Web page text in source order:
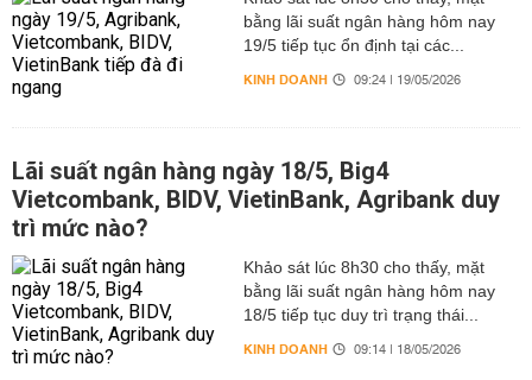
bằng lãi suất ngân hàng hôm nay
19/5 tiếp tục ổn định tại các...
KINH DOANH 09:24 | 19/05/2026
Lãi suất ngân hàng ngày 18/5, Big4
Vietcombank, BIDV, VietinBank, Agribank duy
trì mức nào?
Khảo sát lúc 8h30 cho thấy, mặt
bằng lãi suất ngân hàng hôm nay
18/5 tiếp tục duy trì trạng thái...
KINH DOANH 09:14 | 18/05/2026